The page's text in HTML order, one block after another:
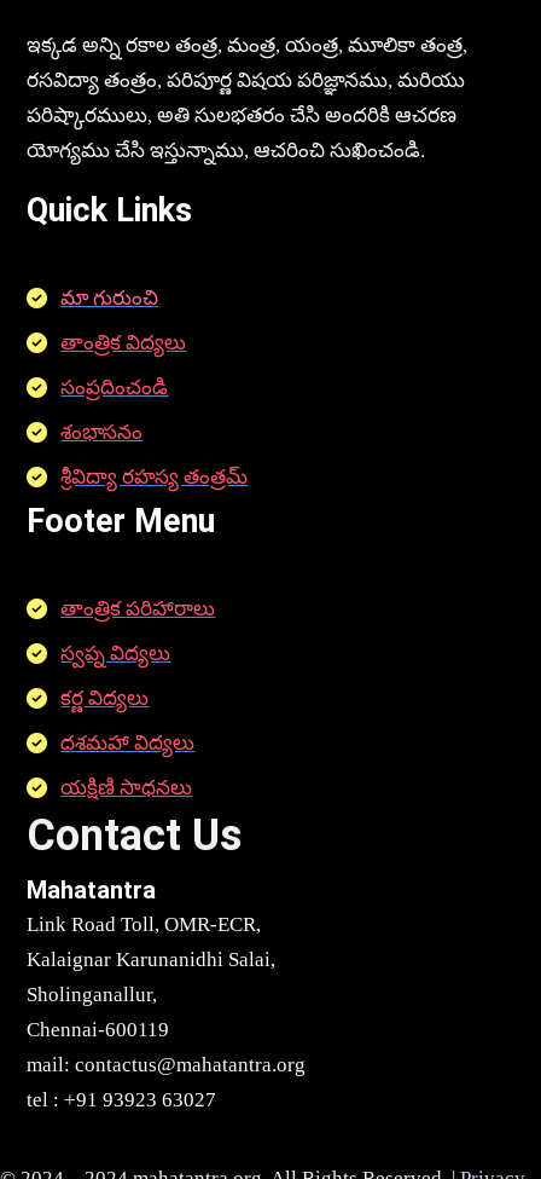
ఇక్కడ అన్ని రకాల తంత్ర, మంత్ర, యంత్ర, మూలికా తంత్ర,
రసవిద్యా తంత్రం, పరిపూర్ణ విషయ పరిజ్ఞానము, మరియు
పరిష్కారములు, అతి సులభతరం చేసి అందరికి ఆచరణ
యోగ్యము చేసి ఇస్తున్నాము, ఆచరించి సుఖించండి.
Quick Links
మా గురుంచి
తాంత్రిక విద్యలు
సంప్రదించండి
శంభాసనం
శ్రీవిద్యా రహస్య తంత్రమ్
Footer Menu
తాంత్రిక పరిహారాలు
స్వప్న విద్యలు
కర్ణ విద్యలు
దశమహా విద్యలు
యక్షిణి సాధనలు
Contact Us
Mahatantra
Link Road Toll, OMR-ECR,
Kalaignar Karunanidhi Salai,
Sholinganallur,
Chennai-600119
mail: contactus@mahatantra.org
tel : +91 93923 63027